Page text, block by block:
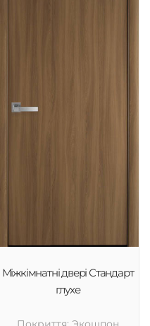
Міжкімнатні двері Стандарт
глухе